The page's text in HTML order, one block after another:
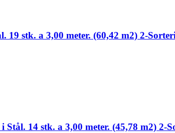
19 stk. a 3,00 meter. (60,42 m2) 2-
Stål. 14 stk. a 3,00 meter. (45,78 m2) 2-